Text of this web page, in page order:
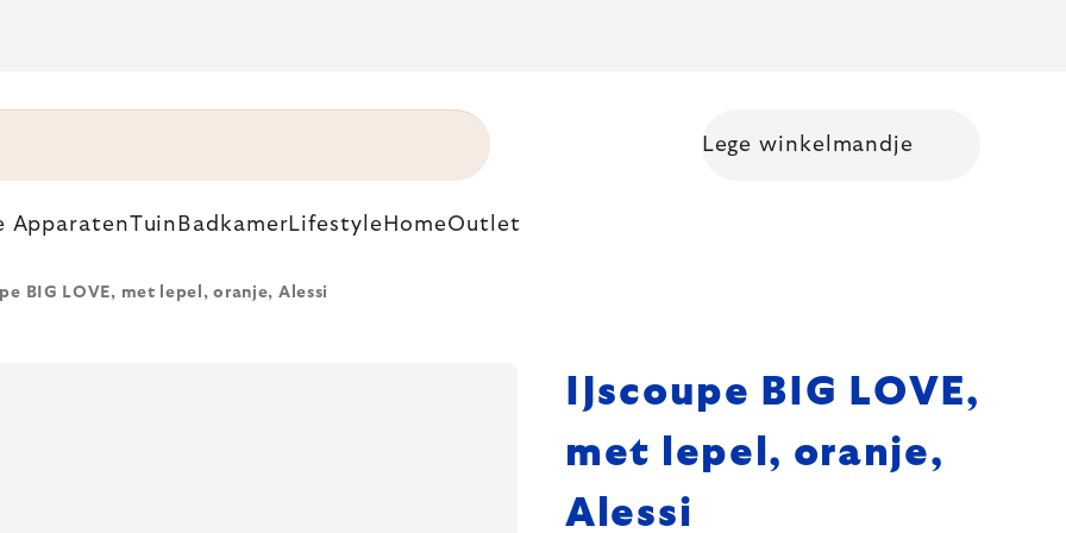
Shopping cart
Lege winkelmandje
ApparatenTuin BadkamerLifestyle HomeOutlet
BIG LOVE, met lepel, oranje, Alessi
IJscoupe BIG LOVE,
met lepel, oranje,
Alessi